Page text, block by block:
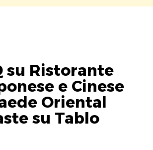
su Ristorante
e Cinese
Oriental
su Tablo